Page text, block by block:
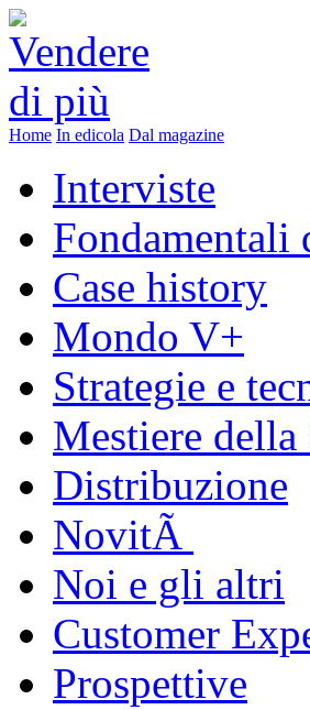
Home In edicola Dal magazine
Interviste
Fondamentali
Case history
Mondo V+
Strategie e
Mestiere
Distribuzione
NovitÃ
Noi e gli altri
Customer
Prospettive